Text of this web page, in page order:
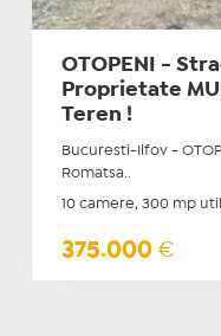
OTOPENI -
Proprietate
Teren !
Bucuresti-Ilfov -
Romatsa..
10 camere, 300 mp
375.000 €